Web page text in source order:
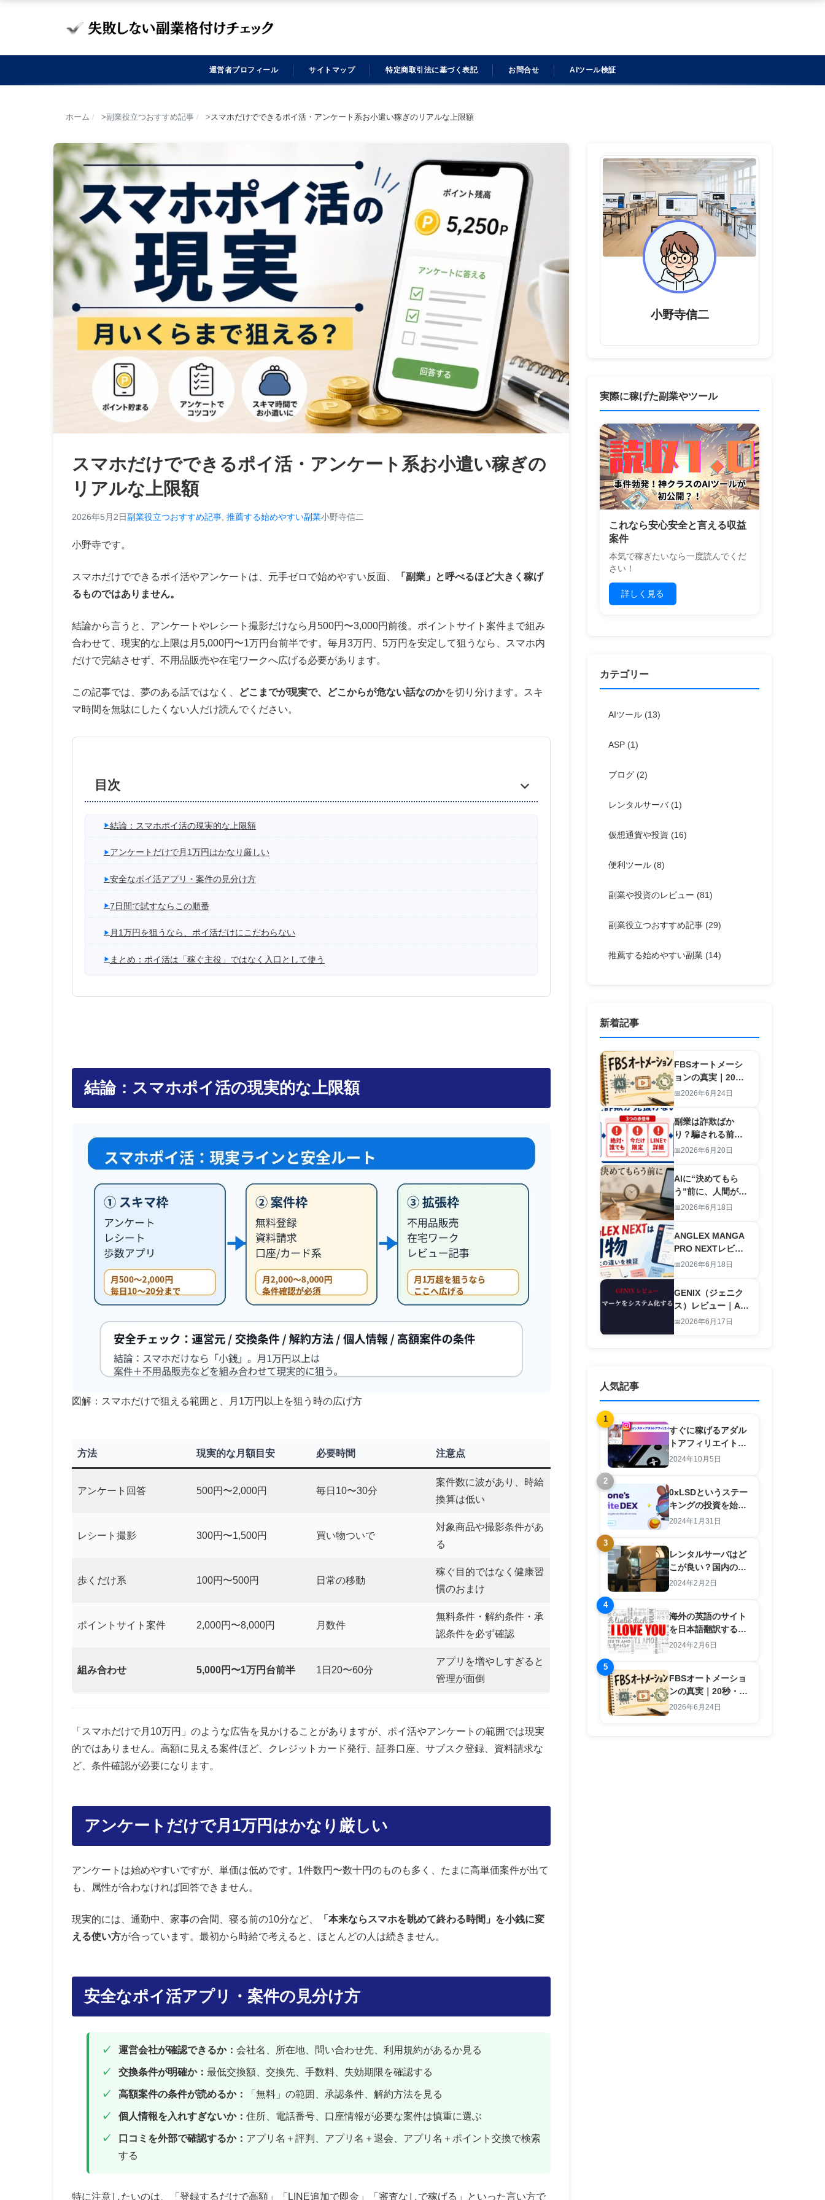
運営者プロフィール サイトマップ 特定商取引法に基づく表記 お問合せ AIツール検証
ホーム / 副業役立つおすすめ記事 / スマホだけでできるポイ活・アンケート系お小遣い稼ぎのリアルな上限額
スマホだけでできるポイ活・アンケート系お小遣い稼ぎの
リアルな上限額
2026年5月2日副業役立つおすすめ記事 推薦する始めやすい副業小野寺信二
小野寺です。
スマホだけでできるポイ活やアンケートは、元手ゼロで始めやすい反面、
「副業」と呼べるほど大きく稼げ
るものではありません。
結論から言うと、アンケートやレシート撮影だけなら月500円〜3,000円前後。ポイントサイト案件まで組み
合わせて、現実的な上限は月5,000円〜1万円台前半です。毎月3万円、5万円を安定して狙うなら、スマホ内
だけで完結させず、不用品販売や在宅ワークへ広げる必要があります。
この記事では、夢のある話ではなく、 どこまでが現実で、どこからが危ない話なのかを切り分けます。スキ
マ時間を無駄にしたくない人だけ読んでください。
目次
結論：スマホポイ活の現実的な上限額
アンケートだけで月1万円はかなり厳しい
安全なポイ活アプリ・案件の見分け方
7日間で試すならこの順番
月1万円を狙うなら、ポイ活だけにこだわらない
まとめ：ポイ活は「稼ぐ主役」ではなく入口として使う
結論：スマホポイ活の現実的な上限額
図解：スマホだけで狙える範囲と、月1万円以上を狙う時の広げ方
方法 現実的な月額目安 必要時間 注意点
アンケート回答 500円〜2,000円 毎日10〜30分
案件数に波があり、時給
換算は低い
レシート撮影 300円〜1,500円 買い物ついで
対象商品や撮影条件があ
る
歩くだけ系 100円〜500円 日常の移動
稼ぐ目的ではなく健康習
慣のおまけ
ポイントサイト案件 2,000円〜8,000円 月数件
無料条件・解約条件・承
認条件を必ず確認
組み合わせ 5,000円〜1万円台前半 1日20〜60分
アプリを増やしすぎると
管理が面倒
「スマホだけで月10万円」のような広告を見かけることがありますが、ポイ活やアンケートの範囲では現実
的ではありません。高額に見える案件ほど、クレジットカード発行、証券口座、サブスク登録、資料請求な
ど、条件確認が必要になります。
アンケートだけで月1万円はかなり厳しい
アンケートは始めやすいですが、単価は低めです。1件数円〜数十円のものも多く、たまに高単価案件が出て
も、属性が合わなければ回答できません。
現実的には、通勤中、家事の合間、寝る前の10分など、
「本来ならスマホを眺めて終わる時間」を小銭に変
える使い方が合っています。最初から時給で考えると、ほとんどの人は続きません。
安全なポイ活アプリ・案件の見分け方
運営会社が確認できるか： 会社名、所在地、問い合わせ先、利用規約があるか見る
交換条件が明確か： 最低交換額、交換先、手数料、失効期限を確認する
高額案件の条件が読めるか： 「無料」の範囲、承認条件、解約方法を見る
個人情報を入れすぎないか： 住所、電話番号、口座情報が必要な案件は慎重に選ぶ
口コミを外部で確認するか： アプリ名＋評判、アプリ名＋退会、アプリ名＋ポイント交換で検索
する
特に注意したいのは、「登録するだけで高額」「LINE追加で即金」「審査なしで稼げる」といった言い方で
小野寺信二
実際に稼げた副業やツール
これなら安心安全と言える収益
案件
本気で稼ぎたいなら一度読んでくだ
さい！
詳しく見る
カテゴリー
AIツール (13)
ASP (1)
ブログ (2)
レンタルサーバ (1)
仮想通貨や投資 (16)
便利ツール (8)
副業や投資のレビュー (81)
副業役立つおすすめ記事 (29)
推薦する始めやすい副業 (14)
新着記事
FBSオートメーシ
ョンの真実｜20
秒・1行入力で副業
仕組み
2026年6月24日
副業は詐欺ばか
り？騙される前に
｜怪しい案件を”登
ェックリスト
【2026】
2026年6月20日
AIに“決めてもら
う”前に、人間が決
めること｜お金と
2026年6月18日
ANGLEX MANGA
PRO NEXTレビュ
ー｜旧版との違い
2026年6月18日
GENIX（ジェニク
ス）レビュー｜AI
でアダルトマーケ
2026年6月17日
人気記事
1
すぐに稼げるアダル
トアフィリエイト
×SNS 羽田義和のノ
2024年10月5日
2
0xLSDというステー
キングの投資を始め
た結果【注意点と攻
2024年1月31日
3
レンタルサーバはど
こが良い？国内のサ
ーバは良いところが
2024年2月2日
4
海外の英語のサイト
を日本語翻訳するツ
ール
2024年2月6日
5
FBSオートメーショ
ンの真実｜20秒・1
行入力で副業労働を
2026年6月24日